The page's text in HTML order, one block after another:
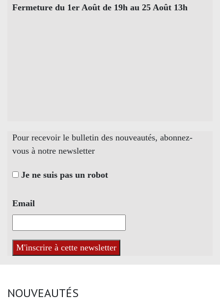
Fermeture du 1er Août de 19h au 25 Août 13h
Pour recevoir le bulletin des nouveautés, abonnez-
vous à notre newsletter
Je ne suis pas un robot
Email
NOUVEAUTÉS